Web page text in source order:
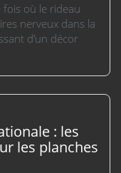
fois où le rideau
nerveux dans la
d’un décor
: les
les planches